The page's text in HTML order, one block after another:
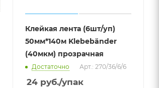
Клейкая лента (6шт/уп)
50мм*140м Klebebänder
(40мкм) прозрачная
Достаточно Арт.: 270/36/6/6
24 руб./упак